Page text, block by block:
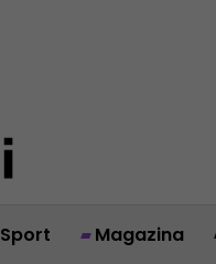
Sport Magazina